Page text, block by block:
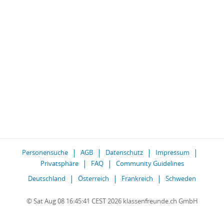
Personensuche AGB Datenschutz
Impressum
Privatsphäre
FAQ
Community Guidelines
Deutschland
Österreich Frankreich Schweden
© Sat Aug 08 16:45:41 CEST 2026 klassenfreunde.ch GmbH